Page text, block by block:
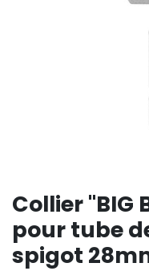
Collier "BIG
pour tube
spigot